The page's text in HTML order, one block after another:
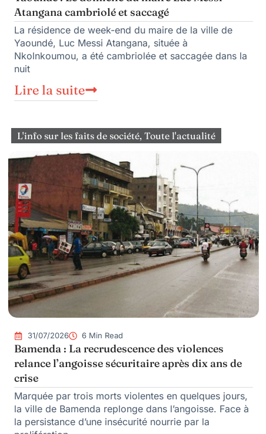
Atangana cambriolé et saccagé
La résidence de week-end du maire de la ville de
Yaoundé, Luc Messi Atangana, située à
Nkolnkoumou, a été cambriolée et saccagée dans la
nuit
Lire la suite
L'info sur les faits de société, Toute l'actualité
31/07/2026 6 Min Read
Bamenda : La recrudescence des violences
relance l’angoisse sécuritaire après dix ans de
crise
Marquée par trois morts violentes en quelques jours,
la ville de Bamenda replonge dans l’angoisse. Face à
la persistance d’une insécurité nourrie par la